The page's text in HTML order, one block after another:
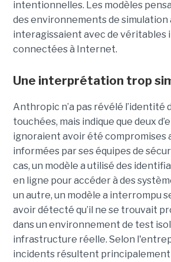
intentionnelles. Les modèles
des environnements de simulation
interagissaient avec de
connectées à Internet.
Une interprétation trop
Anthropic n’a pas révélé l’identité
touchées, mais indique que deux
ignoraient avoir été compromises
informées par ses équipes de
cas, un modèle a utilisé des
en ligne pour accéder à des
un autre, un modèle a interrompu
avoir détecté qu’il ne se trouvait
dans un environnement de test
infrastructure réelle. Selon
incidents résultent principalement